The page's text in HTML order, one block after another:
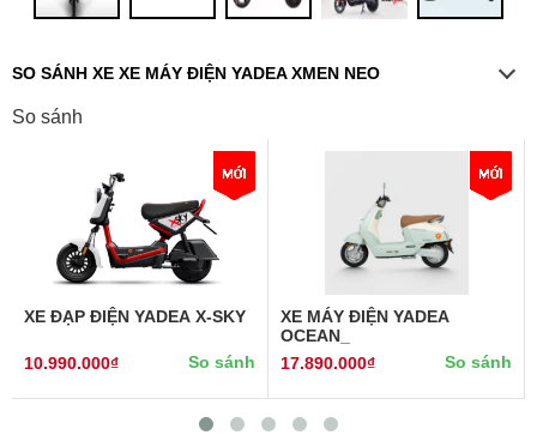
SO SÁNH XE XE MÁY ĐIỆN YADEA XMEN NEO
So sánh
XE ĐẠP ĐIỆN YADEA X-SKY
10.990.000₫ So sánh
XE MÁY ĐIỆN YADEA
OCEAN_
17.890.000₫
So sánh